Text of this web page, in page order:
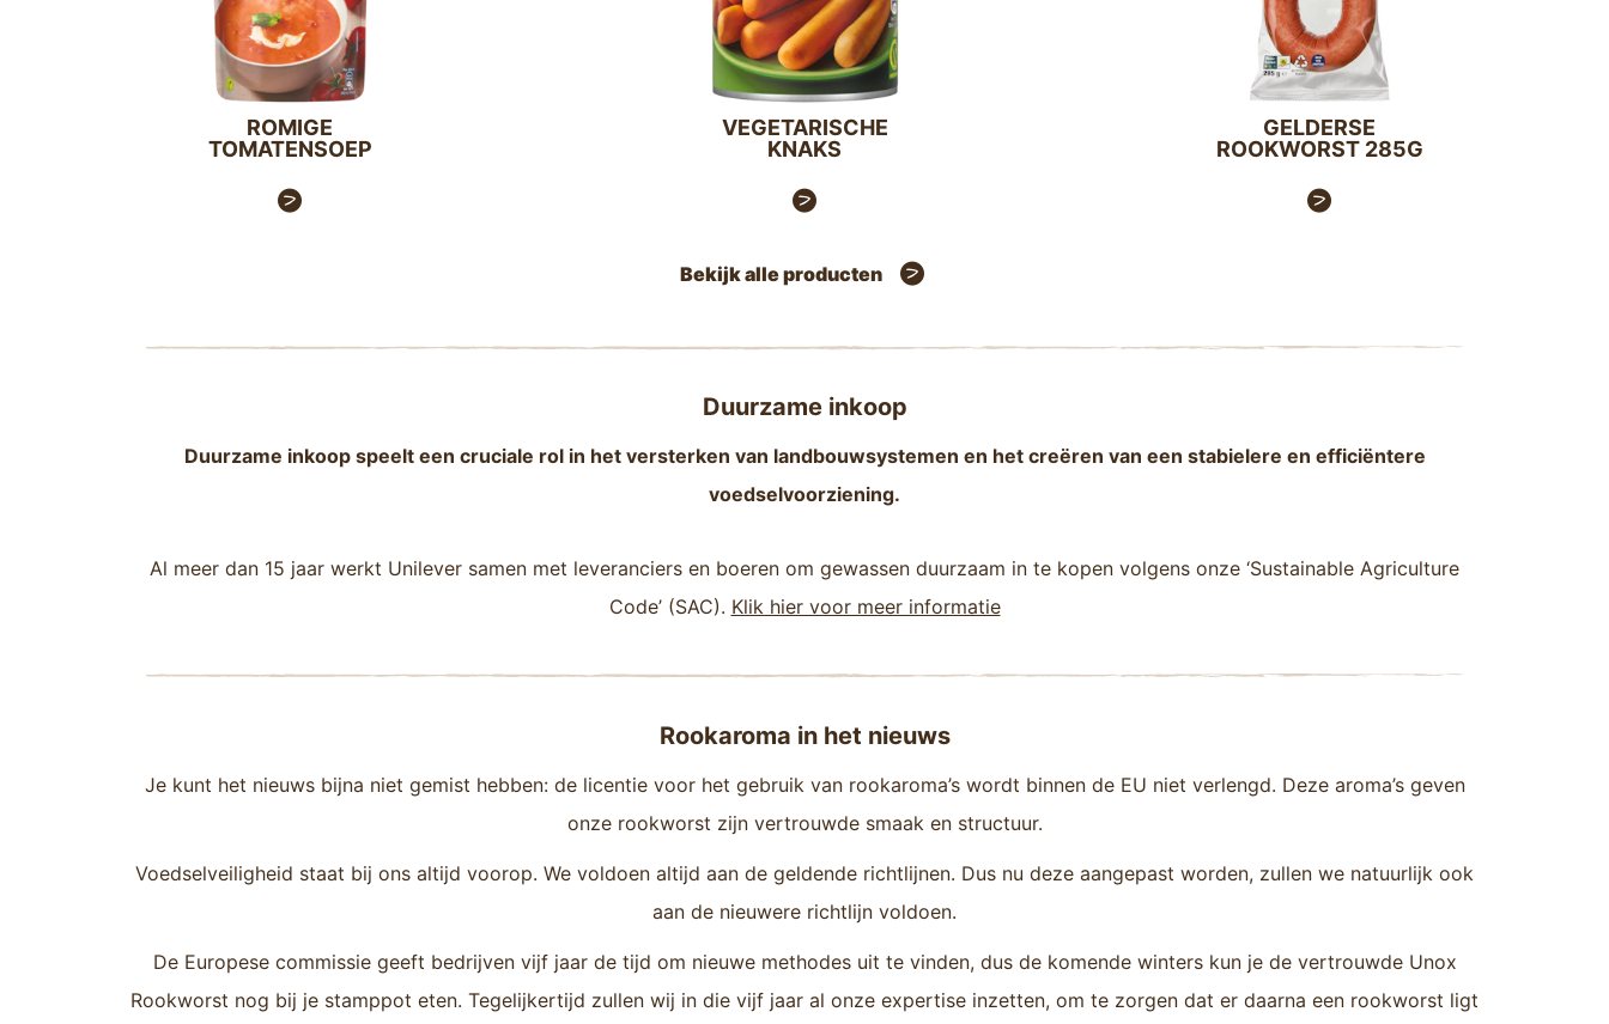
ROMIGE
TOMATENSOEP
VEGETARISCHE
KNAKS
GELDERSE
ROOKWORST 285G
Bekijk alle producten
Duurzame inkoop
Duurzame inkoop speelt een cruciale rol in het versterken van landbouwsystemen en het creëren van een stabielere en efficiëntere
voedselvoorziening.
Al meer dan 15 jaar werkt Unilever samen met leveranciers en boeren om gewassen duurzaam in te kopen volgens onze ‘Sustainable Agriculture
Code’ (SAC). Klik hier voor meer informatie
Rookaroma in het nieuws
Je kunt het nieuws bijna niet gemist hebben: de licentie voor het gebruik van rookaroma’s wordt binnen de EU niet verlengd. Deze aroma’s geven
onze rookworst zijn vertrouwde smaak en structuur.
Voedselveiligheid staat bij ons altijd voorop. We voldoen altijd aan de geldende richtlijnen. Dus nu deze aangepast worden, zullen we natuurlijk ook
aan de nieuwere richtlijn voldoen.
De Europese commissie geeft bedrijven vijf jaar de tijd om nieuwe methodes uit te vinden, dus de komende winters kun je de vertrouwde Unox
Rookworst nog bij je stamppot eten. Tegelijkertijd zullen wij in die vijf jaar al onze expertise inzetten, om te zorgen dat er daarna een rookworst ligt